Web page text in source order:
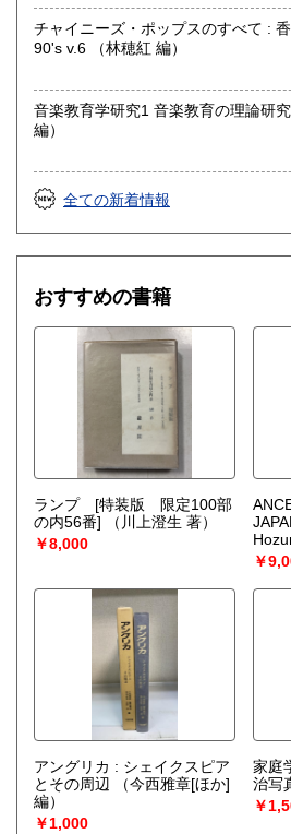
水たま書店 ではお買取り大歓迎です
詳しくはHPをご覧ください
総記、哲学宗教、歴史、社会科学、
語国文、外国文学、古典籍、近代文
チャイニーズ・ポップスのすべて :
90's v.6 （林穂紅 編）
音楽教育学研究1 音楽教育の理論研究 （日本音楽教育学会
編）
全ての新着情報
おすすめの書籍
ランプ [特装版 限定100部
の内56番]
（川上澄生 著）
￥8,000
￥
アングリカ : シェイクスピア
とその周辺
（今西雅章[ほか]
編）
￥1,000
家庭
治写
￥